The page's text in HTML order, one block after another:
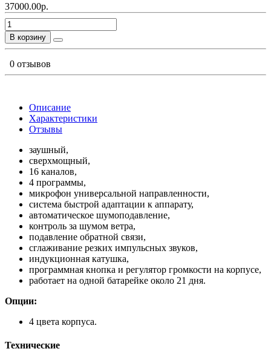
37000.00р.
В корзину
0 отзывов
Описание
Характеристики
Отзывы
заушный,
сверхмощный,
16 каналов,
4 программы,
микрофон универсальной направленности,
система быстрой адаптации к аппарату,
автоматическое шумоподавление,
контроль за шумом ветра,
подавление обратной связи,
сглаживание резких импульсных звуков,
индукционная катушка,
программная кнопка и регулятор громкости на корпусе,
работает на одной батарейке около 21 дня.
Опции:
4 цвета корпуса.
Технические